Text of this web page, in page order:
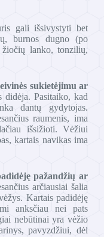
gali išsivystyti bet
burnos dugno (po
lanko, tonzilių,
sukietėjimu ar
Pasitaiko, kad
dantų gydytojas.
raumenis, ima
išsižioti. Vėžiui
kartais navikas ima
pažandžių ar
arčiausiai šalia
Kartais padidėję
anksčiau nei pats
nebūtinai yra vėžio
pavyzdžiui, dėl